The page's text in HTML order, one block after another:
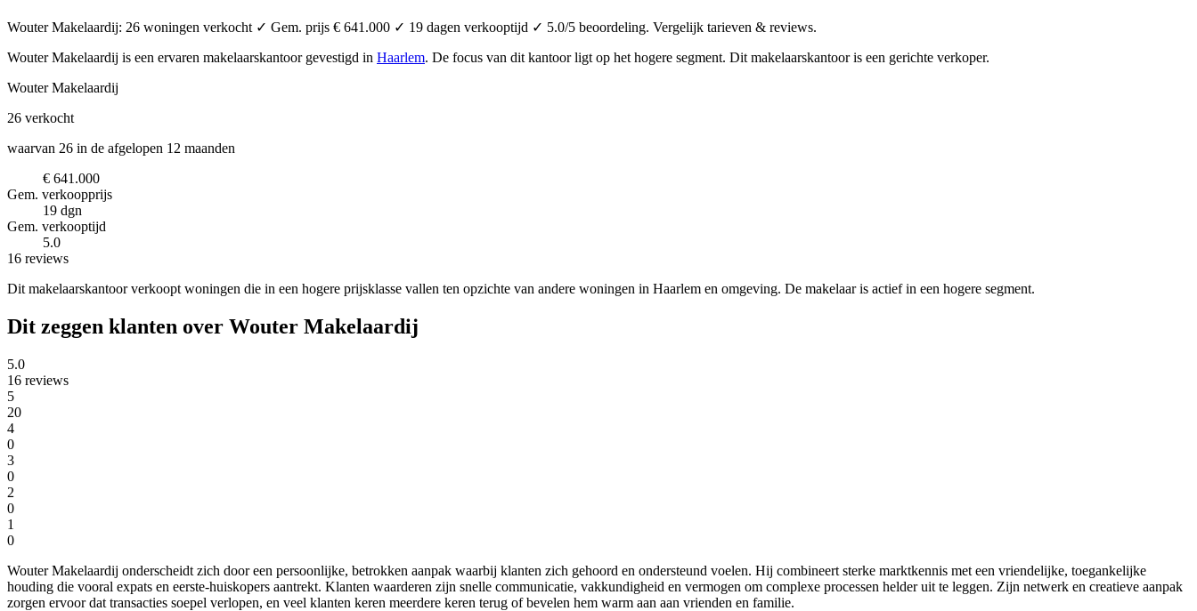
Wouter Makelaardij: 26 woningen verkocht ✓ Gem. prijs € 641.000 ✓ 19 dagen verkooptijd ✓ 5.0/5 beoordeling. Vergelijk tarieven & reviews.
Wouter Makelaardij is een ervaren makelaarskantoor gevestigd in Haarlem. De focus van dit kantoor ligt op het hogere segment. Dit makelaarskantoor is een gerichte verkoper.
Wouter Makelaardij
26 verkocht
waarvan 26 in de afgelopen 12 maanden
€ 641.000
Gem. verkoopprijs
19 dgn
Gem. verkooptijd
5.0
16 reviews
Dit makelaarskantoor verkoopt woningen die in een hogere prijsklasse vallen ten opzichte van andere woningen in Haarlem en omgeving. De makelaar is actief in een hogere segment.
Dit zeggen klanten over Wouter Makelaardij
5.0
16 reviews
5
20
4
0
3
0
2
0
1
0
Wouter Makelaardij onderscheidt zich door een persoonlijke, betrokken aanpak waarbij klanten zich gehoord en ondersteund voelen. Hij combineert sterke marktkennis met een vriendelijke, toegankelijke
houding die vooral expats en eerste-huiskopers aantrekt. Klanten waarderen zijn snelle communicatie, vakkundigheid en vermogen om complexe processen helder uit te leggen. Zijn netwerk en creatieve aanpak
zorgen ervoor dat transacties soepel verlopen, en veel klanten keren meerdere keren terug of bevelen hem warm aan aan vrienden en familie.